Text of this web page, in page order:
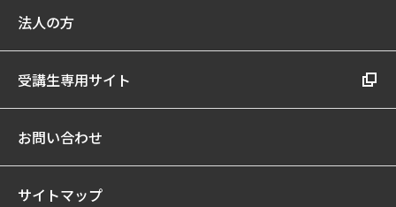
法人の方
受講生専用サイト
お問い合わせ
サイトマップ